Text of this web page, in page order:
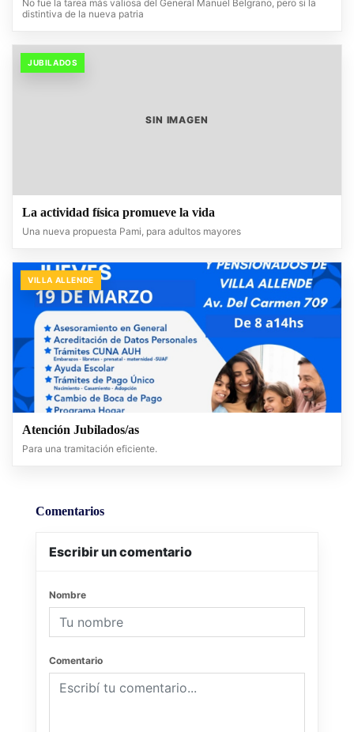
No fue la tarea más valiosa del General Manuel Belgrano, pero si la
distintiva de la nueva patria
JUBILADOS
SIN IMAGEN
La actividad física promueve la vida
Una nueva propuesta Pami, para adultos mayores
VILLA ALLENDE
Atención Jubilados/as
Para una tramitación eficiente.
Comentarios
Escribir un comentario
Nombre
Comentario